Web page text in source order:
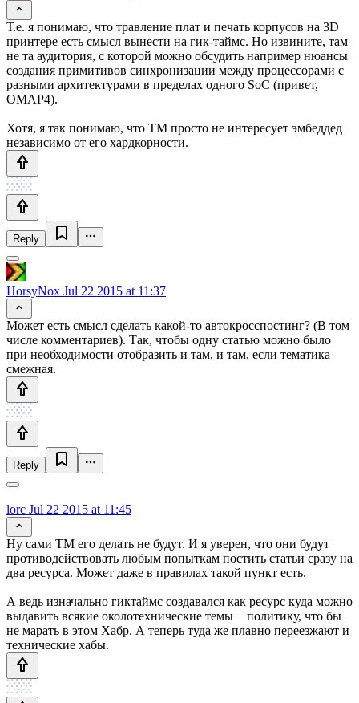
Т.е. я понимаю, что травление плат и печать корпусов на 3D
принтере есть смысл вынести на гик-таймс. Но извините, там
не та аудитория, с которой можно обсудить например нюансы
создания примитивов синхронизации между процессорами с
разными архитектурами в пределах одного SoC (привет,
OMAP4).
Хотя, я так понимаю, что ТМ просто не интересует эмбеддед
независимо от его хардкорности.
Reply
HorsyNox Jul 22 2015 at 11:37
Может есть смысл сделать какой-то автокросспостинг? (В том
числе комментариев). Так, чтобы одну статью можно было
при необходимости отобразить и там, и там, если тематика
смежная.
Reply
lorc Jul 22 2015 at 11:45
Ну сами ТМ его делать не будут. И я уверен, что они будут
противодействовать любым попыткам постить статьи сразу на
два ресурса. Может даже в правилах такой пункт есть.
А ведь изначально гиктаймс создавался как ресурс куда можно
выдавить всякие околотехнические темы + политику, что бы
не марать в этом Хабр. А теперь туда же плавно переезжают и
технические хабы.